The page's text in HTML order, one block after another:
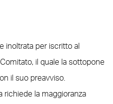
inoltrata per iscritto al
il quale la sottopone
il suo preavviso.
richiede la maggioranza